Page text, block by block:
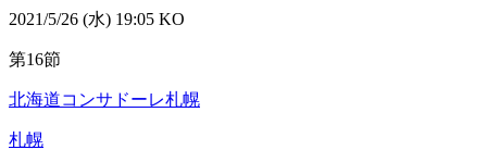
2021/5/26 (水) 19:05 KO
第16節
北海道コンサドーレ札幌
札幌